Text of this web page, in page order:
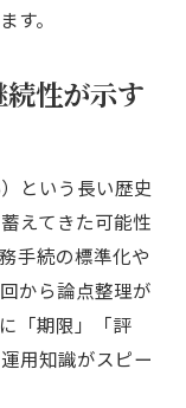
す。
性が示す
という長い歴史
えてきた可能性
手続の標準化や
から論点整理が
「期限」「評
用知識がスピー